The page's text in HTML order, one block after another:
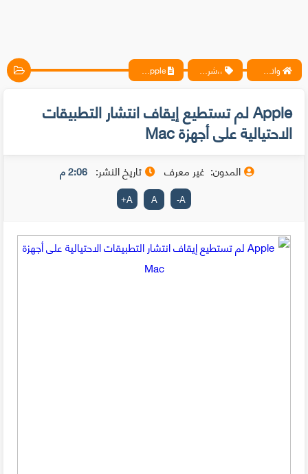
واتس آب ، فيسبوك ، أنترنت ، شروحات تقنية حصرية - المحترف ،،شروحات، برامج، Apple لم تستطيع إيقاف انتشار التطبيقات الاحتيالية على أجهزة Mac
Apple لم تستطيع إيقاف انتشار التطبيقات
الاحتيالية على أجهزة Mac
المدون: غير معرف تاريخ النشر: 2:06 م
A
-
A
A
+